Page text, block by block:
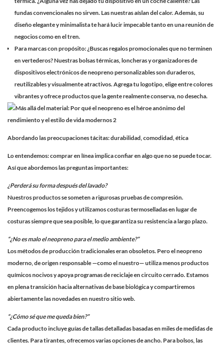
fundas convencionales no sirven. Las nuestras aíslan del calor. Además, su
diseño elegante y minimalista te hará lucir impecable tanto en una reunión de
negocios como en el tren.
Para marcas con propósito:¿Buscas regalos promocionales que no terminen
en vertederos? Nuestras bolsas térmicas, loncheras y organizadores de
dispositivos electrónicos de neopreno personalizables son duraderos,
reutilizables y visualmente atractivos. Agrega tu logotipo, elige entre colores
vibrantes y ofrece productos que la gente realmente conserva, no desecha.
Abordando las preocupaciones tácitas: durabilidad, comodidad, ética
Lo entendemos: comprar en línea implica confiar en algo que no se puede tocar.
Así que abordemos las preguntas importantes:
¿Perderá su forma después del lavado?
Nuestros productos se someten a rigurosas pruebas de compresión.
Preencogemos los tejidos y utilizamos costuras termoselladas en lugar de
costuras siempre que sea posible, lo que garantiza su resistencia a largo plazo.
“¿No es malo el neopreno para el medio ambiente?”
Los métodos de producción tradicionales eran obsoletos. Pero el neopreno
moderno, de origen responsable —como el nuestro— utiliza menos productos
químicos nocivos y apoya programas de reciclaje en circuito cerrado. Estamos
en plena transición hacia alternativas de base biológica y compartiremos
abiertamente las novedades en nuestro sitio web.
“¿Cómo sé que me queda bien?”
Cada producto incluye guías de tallas detalladas basadas en miles de medidas de
clientes. Para tirantes, ofrecemos varias opciones de ancho. Para bolsos, las